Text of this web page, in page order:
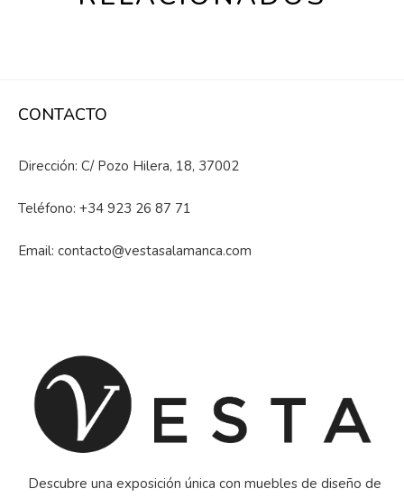
CONTACTO
Dirección: C/ Pozo Hilera, 18, 37002
Teléfono: +34 923 26 87 71
Email: contacto@vestasalamanca.com
Descubre una exposición única con muebles de diseño de